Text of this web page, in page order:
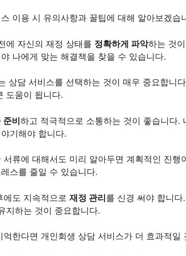
이용 시 유의사항과 꿀팁에 대해 알아보겠습
에 자신의 재정 상태를 정확하게 파악하는 것
나에게 맞는 해결책을 찾을 수 있습니다.
상담 서비스를 선택하는 것이 매우 중요합니
도움이 됩니다.
준비하고 적극적으로 소통하는 것이 좋습니다.
기해야 합니다.
서류에 대해서도 미리 알아두면 계획적인 진행
스를 줄일 수 있습니다.
에도 지속적으로 재정 관리를 신경 써야 합니
지하는 것이 중요합니다.
억한다면 개인회생 상담 서비스가 더 효과적일